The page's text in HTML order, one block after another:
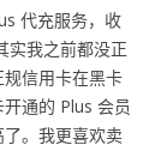
代充服务，收
实我之前都没正
信用卡在黑卡
通的 Plus 会员
。我更喜欢卖